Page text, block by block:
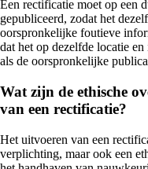
Een rectificatie moet op een
gepubliceerd, zodat het
oorspronkelijke foutieve
dat het op dezelfde locatie
als de oorspronkelijke
Wat zijn de ethische
van een rectificatie?
Het uitvoeren van een
verplichting, maar ook een